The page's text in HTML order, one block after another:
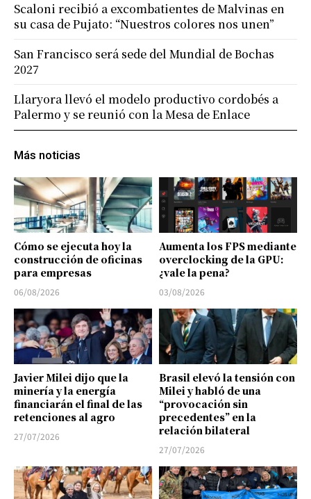
Más noticias
Cómo se ejecuta hoy la
construcción de oficinas
para empresas
06/08/2026
Aumenta los FPS mediante
overclocking de la GPU:
¿vale la pena?
03/08/2026
Javier Milei dijo que la
minería y la energía
financiarán el final de las
retenciones al agro
27/07/2026
Brasil elevó la tensión con
Milei y habló de una
“provocación sin
precedentes” en la
relación bilateral
27/07/2026
Scaloni recibió a excombatientes de Malvinas en
su casa de Pujato: “Nuestros colores nos unen”
San Francisco será sede del Mundial de Bochas
2027
Llaryora llevó el modelo productivo cordobés a
Palermo y se reunió con la Mesa de Enlace